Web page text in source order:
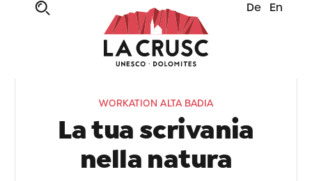
De En
WORKATION ALTA BADIA
La tua scrivania
nella natura